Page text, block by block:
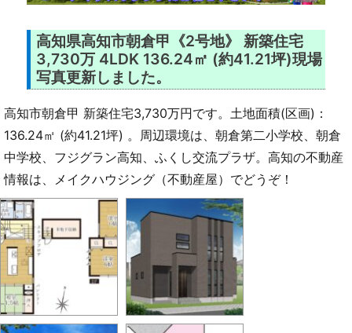
高知県高知市朝倉甲《2号地》 新築住宅
3,730万 4LDK 136.24㎡ (約41.21坪)現場
写真更新しました。
高知市朝倉甲 新築住宅3,730万円です。土地面積(区画)：
136.24㎡ (約41.21坪) 。周辺環境は、朝倉第二小学校、朝倉
中学校、フジグラン高知、ふくし交流プラザ。高知の不動産
情報は、メイクハウジング（不動産屋）でどうぞ！